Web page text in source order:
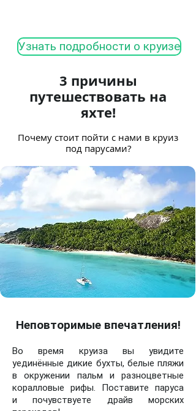
Узнать подробности о круизе
3 причины
путешествовать на
яхте!
Почему стоит пойти с нами в круиз
под парусами?
Неповторимые впечатления!
Во время круиза вы увидите
уединённые дикие бухты, белые пляжи
в окружении пальм и разноцветные
коралловые рифы. Поставите паруса
и почувствуете драйв морских